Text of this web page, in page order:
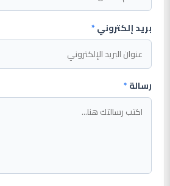
بريد إلكتروني*
رسالة*